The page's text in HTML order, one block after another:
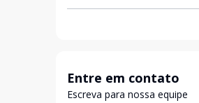
Entre em contato
Escreva para nossa equipe